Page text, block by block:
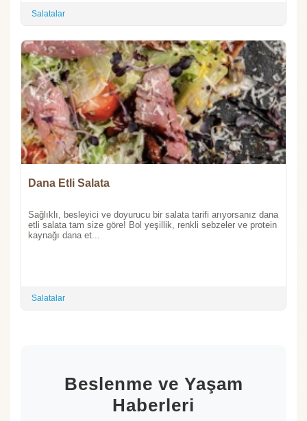
Salatalar
Dana Etli Salata
Sağlıklı, besleyici ve doyurucu bir salata tarifi arıyorsanız dana
etli salata tam size göre! Bol yeşillik, renkli sebzeler ve protein
kaynağı dana et...
Salatalar
Beslenme ve Yaşam
Haberleri